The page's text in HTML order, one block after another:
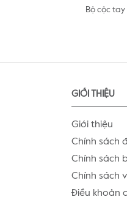
Bộ cộc
GIỚI THIỆU
Giới thiệu
Chính sách
Chính sách
Chính sách
Điều khoản